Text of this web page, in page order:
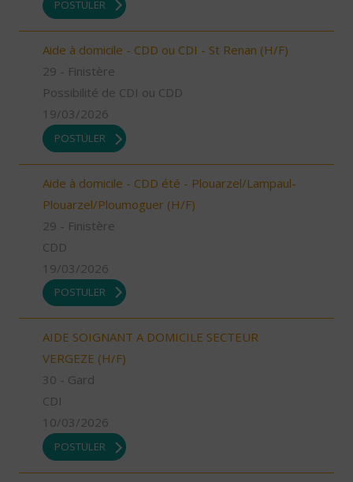
POSTULER
Aide à domicile - CDD ou CDI - St Renan (H/F)
29 - Finistère
Possibilité de CDI ou CDD
19/03/2026
POSTULER
Aide à domicile - CDD été - Plouarzel/Lampaul-
Plouarzel/Ploumoguer (H/F)
29 - Finistère
CDD
19/03/2026
POSTULER
AIDE SOIGNANT A DOMICILE SECTEUR
VERGEZE (H/F)
30 - Gard
CDI
10/03/2026
POSTULER